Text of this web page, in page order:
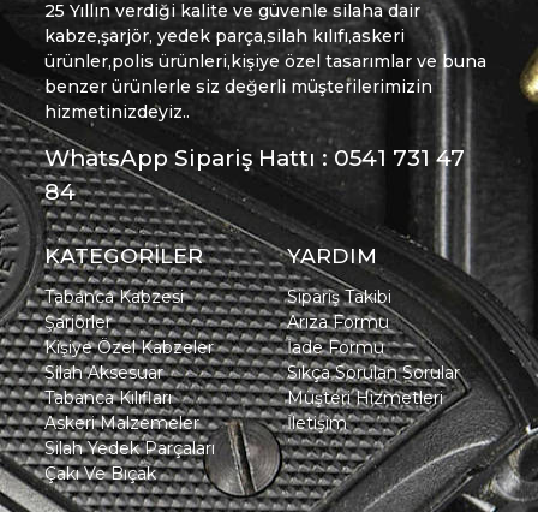
25 Yıllın verdiği kalite ve güvenle silaha dair
kabze,şarjör, yedek parça,silah kılıfı,askeri
ürünler,polis ürünleri,kişiye özel tasarımlar ve buna
benzer ürünlerle siz değerli müşterilerimizin
hizmetinizdeyiz..
WhatsApp Sipariş Hattı : 0541 731 47
84
KATEGORİLER
Tabanca Kabzesi
Şarjörler
Kişiye Özel Kabzeler
Silah Aksesuar
Tabanca Kılıfları
Askeri Malzemeler
Silah Yedek Parçaları
Çakı Ve Bıçak
YARDIM
Sipariş Takibi
Arıza Formu
İade Formu
Sıkça Sorulan Sorular
Müşteri Hizmetleri
İletişim